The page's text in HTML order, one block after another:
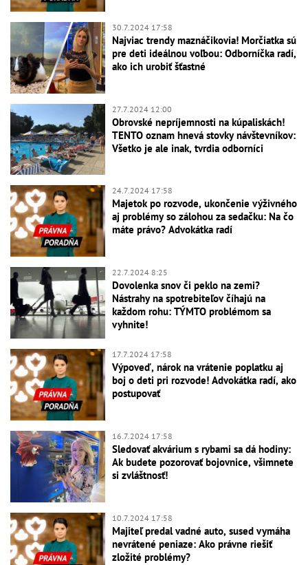
30.7.2024 17:58
Najviac trendy maznáčikovia! Morčiatka sú
pre deti ideálnou voľbou: Odborníčka radí,
ako ich urobiť šťastné
27.7.2024 12:00
Obrovské nepríjemnosti na kúpaliskách!
TENTO oznam hnevá stovky návštevníkov:
Všetko je ale inak, tvrdia odborníci
24.7.2024 17:58
Majetok po rozvode, ukončenie výživného
aj problémy so zálohou za sedačku: Na čo
máte právo? Advokátka radí
22.7.2024 8:25
Dovolenka snov či peklo na zemi?
Nástrahy na spotrebiteľov číhajú na
každom rohu: TÝMTO problémom sa
vyhnite!
17.7.2024 17:58
Výpoveď, nárok na vrátenie poplatku aj
boj o deti pri rozvode! Advokátka radí, ako
postupovať
16.7.2024 17:58
Sledovať akvárium s rybami sa dá hodiny:
Ak budete pozorovať bojovnice, všimnete
si zvláštnosť!
10.7.2024 17:58
Majiteľ predal vadné auto, sused vymáha
nevrátené peniaze: Ako právne riešiť
zložité problémy?